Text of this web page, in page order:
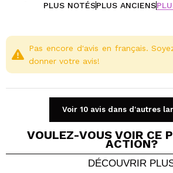
PLUS NOTÉSPLUS ANCIENS
Partager une vidéo ou une
Pas encore d'avis en français.
donner votre avis!
Voir 10 avis dans d'autres
VOULEZ-VOUS VOIR CE
ACTION?
DÉCOUVRIR